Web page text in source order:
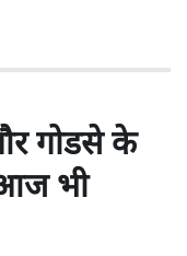
गोडसे के
आज भी